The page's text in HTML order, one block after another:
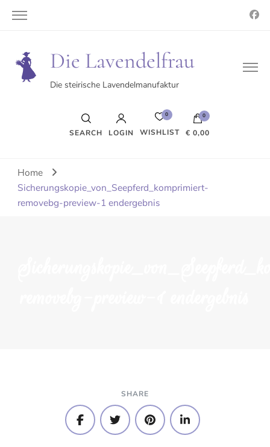
Die Lavendelfrau
Die steirische Lavendelmanufaktur
SEARCH LOGIN
0
WISHLIST
0
€ 0,00
Es befinden sich keine Produkte im Warenkorb.
Home
Sicherungskopie_von_Seepferd_komprimiert-
removebg-preview-1 endergebnis
SHARE